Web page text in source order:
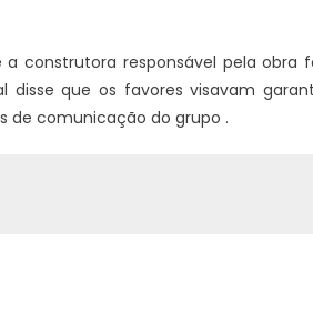
construtora responsável pela obra
disse que os favores visavam
de comunicação do grupo .